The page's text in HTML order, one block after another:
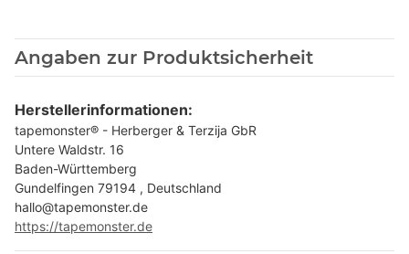
Angaben zur Produktsicherheit
Herstellerinformationen:
tapemonster® - Herberger & Terzija GbR
Untere Waldstr. 16
Baden-Württemberg
Gundelfingen 79194 , Deutschland
hallo@tapemonster.de
https://tapemonster.de